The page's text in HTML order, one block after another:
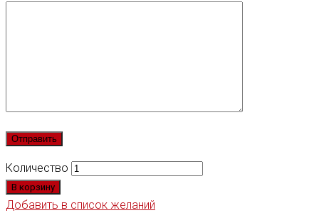
Количество
В корзину
Добавить в список желаний